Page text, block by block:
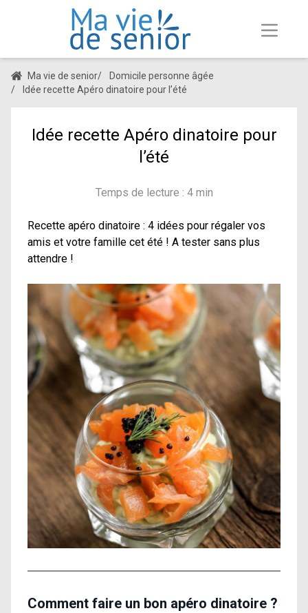
Ma vie de senior/
Domicile personne âgée
/
Idée recette Apéro dinatoire pour l’été
Idée recette Apéro dinatoire pour
l’été
Temps de lecture : 4 min
Recette apéro dinatoire : 4 idées pour régaler vos
amis et votre famille cet été ! A tester sans plus
attendre !
Comment faire un bon apéro dinatoire ?